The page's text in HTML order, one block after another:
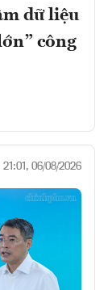
dữ liệu
công
21:01, 06/08/2026